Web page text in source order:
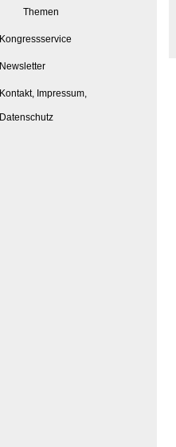
Themen
Kongressservice
Newsletter
Kontakt, Impressum,
Datenschutz